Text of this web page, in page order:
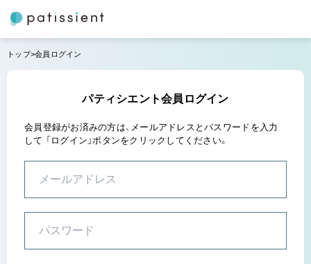
トップ 会員ログイン
パティシエント会員ログイン
会員登録がお済みの方は、メールアドレスとパスワードを入力
して 「ログイン」ボタンをクリックしてください。